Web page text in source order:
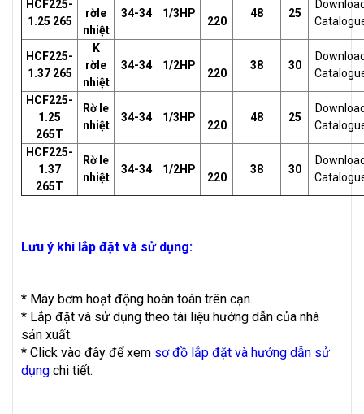
HCF225-
1.25 265
rờle
nhiệt
34-34 1/3HP
220
48 25
HCF225-
1.37 265
K
rờle
nhiệt
34-34 1/2HP
220
38 30
HCF225-
1.25
265T
Rờ le
nhiệt
34-34 1/3HP
220
48 25
HCF225-
1.37
265T
Rờ le
nhiệt
34-34 1/2HP
220
38 30
Lưu ý khi lắp đặt và sử dụng:
* Máy bơm hoạt động hoàn toàn trên cạn.
* Lắp đặt và sử dụng theo tài liệu hướng dẫn của nhà
sản xuất.
* Click vào đây để xem sơ đồ lắp đặt và hướng dẫn sử
dụng chi tiết.